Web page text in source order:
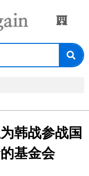
韩战参战国
基金会